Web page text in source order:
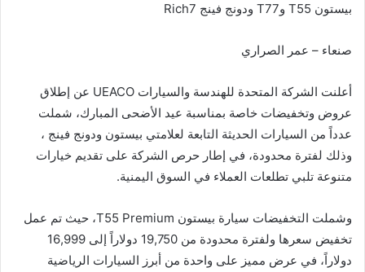
بيستون T55 وT77 ودونج فينج Rich7
صنعاء – عمر الصراري
أعلنت الشركة المتحدة للهندسة والسيارات UEACO عن إطلاق
عروض وتخفيضات خاصة بمناسبة عيد الأضحى المبارك، شملت
عدداً من السيارات الحديثة التابعة لعلامتي بيستون ودونج فينج ،
وذلك لفترة محدودة، في إطار حرص الشركة على تقديم خيارات
متنوعة تلبي تطلعات العملاء في السوق اليمنية.
وشملت التخفيضات سيارة بيستون T55 Premium، حيث تم عمل
تخفيض سعرها ولفترة محدودة من 19,750 دولاراً إلى 16,999
دولاراً، في عرض مميز على واحدة من أبرز السيارات الرياضية